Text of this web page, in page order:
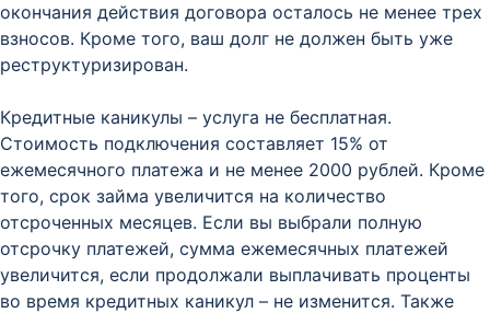
окончания действия договора осталось не менее трех
взносов. Кроме того, ваш долг не должен быть уже
реструктуризирован.
Кредитные каникулы – услуга не бесплатная.
Стоимость подключения составляет 15% от
ежемесячного платежа и не менее 2000 рублей. Кроме
того, срок займа увеличится на количество
отсроченных месяцев. Если вы выбрали полную
отсрочку платежей, сумма ежемесячных платежей
увеличится, если продолжали выплачивать проценты
во время кредитных каникул – не изменится. Также